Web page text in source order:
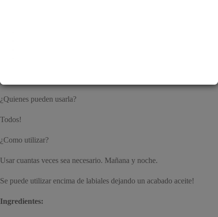
¿Quienes pueden usarla?
Todos!
¿Como utilizar?
Usar cuantas veces sea necesario. Mañana y noche.
Se puede utilizar encima de labiales dejando un acabado aceite!
Ingredientes: